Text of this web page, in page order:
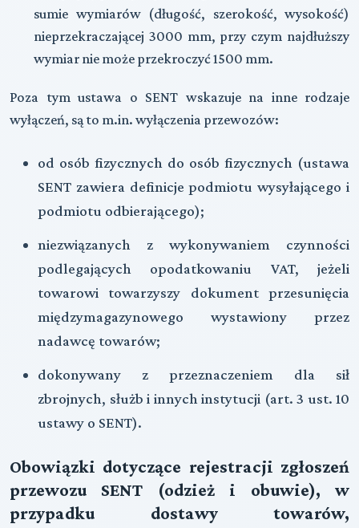
sumie wymiarów (długość, szerokość, wysokość)
nieprzekraczającej 3000 mm, przy czym najdłuższy
wymiar nie może przekroczyć 1500 mm.
Poza tym ustawa o SENT wskazuje na inne rodzaje
wyłączeń, są to m.in. wyłączenia przewozów:
od osób fizycznych do osób fizycznych (ustawa
SENT zawiera definicje podmiotu wysyłającego i
podmiotu odbierającego);
niezwiązanych z wykonywaniem czynności
podlegających opodatkowaniu VAT, jeżeli
towarowi towarzyszy dokument przesunięcia
międzymagazynowego wystawiony przez
nadawcę towarów;
dokonywany z przeznaczeniem dla sił
zbrojnych, służb i innych instytucji (art. 3 ust. 10
ustawy o SENT).
Obowiązki dotyczące rejestracji zgłoszeń
przewozu SENT (odzież i obuwie), w
przypadku dostawy towarów,